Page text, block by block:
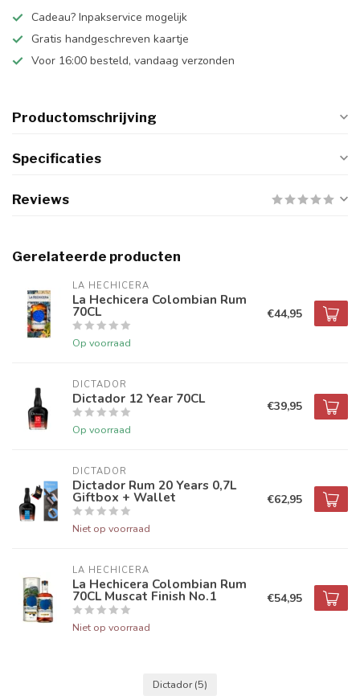
Cadeau? Inpakservice mogelijk
Gratis handgeschreven kaartje
Voor 16:00 besteld, vandaag verzonden
Productomschrijving
Specificaties
Reviews
Gerelateerde producten
LA HECHICERA
La Hechicera Colombian Rum
70CL
Op voorraad
€44,95
DICTADOR
Dictador 12 Year 70CL
Op voorraad
€39,95
DICTADOR
Dictador Rum 20 Years 0,7L
Giftbox + Wallet
Niet op voorraad
€62,95
LA HECHICERA
La Hechicera Colombian Rum
70CL Muscat Finish No.1
Niet op voorraad
€54,95
Dictador(5)